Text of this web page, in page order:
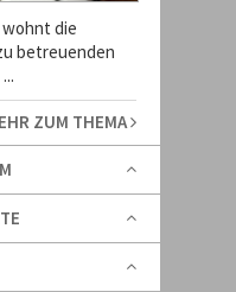
die
betreuenden
ZUM THEMA